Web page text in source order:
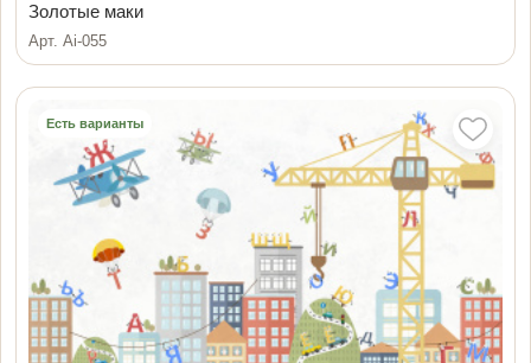
Золотые маки
Арт. Ai-055
Есть варианты